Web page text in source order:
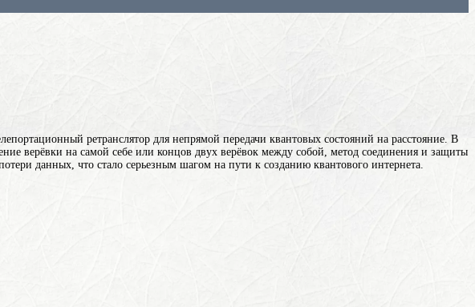
ретранслятор для непрямой передачи квантовых состояний на расстояние. В
верёвки на самой себе или концов двух верёвок между собой, метод соединения и защиты
данных, что стало серьезным шагом на пути к созданию квантового интернета.